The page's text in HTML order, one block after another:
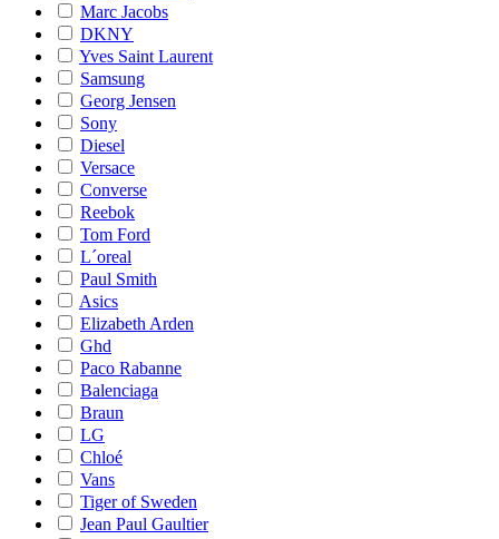
Marc Jacobs
DKNY
Yves Saint Laurent
Samsung
Georg Jensen
Sony
Diesel
Versace
Converse
Reebok
Tom Ford
L´oreal
Paul Smith
Asics
Elizabeth Arden
Ghd
Paco Rabanne
Balenciaga
Braun
LG
Chloé
Vans
Tiger of Sweden
Jean Paul Gaultier